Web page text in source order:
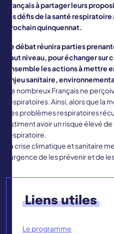
Français à partager leurs
les défis de la santé respiratoire
prochain quinquennat.
Le débat réunira parties
haut niveau, pour échanger
ensemble les actions à mettre
enjeu sanitaire,
De nombreux Français ne
respiratoires. Ainsi, alors que la
des problèmes respiratoires
estiment avoir un risque élevé
respiratoire.
La crise climatique et sanitaire
l’urgence de les prévenir et de
Liens utiles
Le programme